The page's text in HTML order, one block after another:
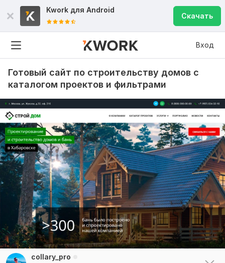
Kwork для Android
Скачать
Вход
Готовый сайт по строительству домов с
каталогом проектов и фильтрами
collary_pro